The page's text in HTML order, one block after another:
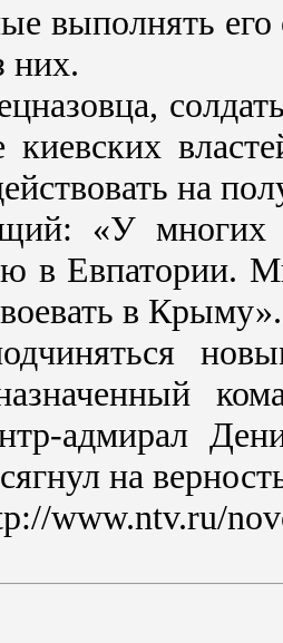
выполнять
них.
киевских
на
«У многих
в Евпатории.
в Крыму».
адмирал
на
www.ntv.ru/